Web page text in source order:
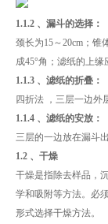
1.1.2 、漏斗的选择：
颈长为15～20cm；锥
成45°角；滤纸的上缘
1.1.3 、滤纸的折叠：
四折法 ，三层一边外
1.1.4 、滤纸的安放：
三层的一边放在漏斗
1.2 、干燥
干燥是指除去样品，
学和吸附等方法。必
形式选择干燥方法。